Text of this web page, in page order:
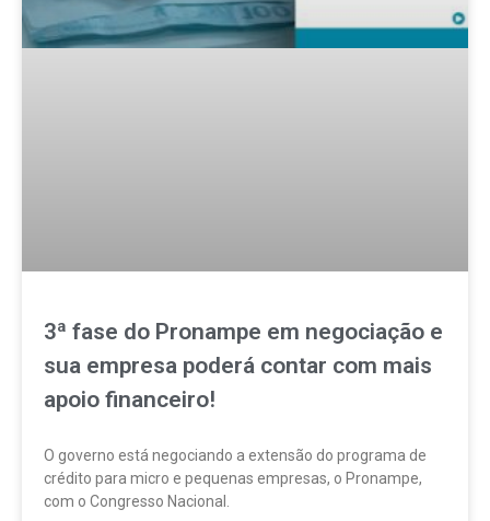
3ª fase do Pronampe em negociação e
sua empresa poderá contar com mais
apoio financeiro!
O governo está negociando a extensão do programa de
crédito para micro e pequenas empresas, o Pronampe,
com o Congresso Nacional.